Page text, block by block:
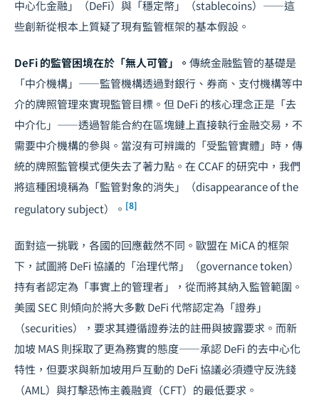
中心化金融」（DeFi）與「穩定幣」（stablecoins）——這
些創新從根本上質疑了現有監管框架的基本假設。
DeFi 的監管困境在於「無人可管」。 傳統金融監管的基礎是
「中介機構」——監管機構透過對銀行、券商、支付機構等中
介的牌照管理來實現監管目標。但 DeFi 的核心理念正是「去
中介化」——透過智能合約在區塊鏈上直接執行金融交易，不
需要中介機構的參與。當沒有可辨識的「受監管實體」時，傳
統的牌照監管模式便失去了著力點。在 CCAF 的研究中，我們
將這種困境稱為「監管對象的消失」（disappearance of the
regulatory subject）。 [8]
面對這一挑戰，各國的回應截然不同。歐盟在 MiCA 的框架
下，試圖將 DeFi 協議的「治理代幣」（governance token）
持有者認定為「事實上的管理者」，從而將其納入監管範圍。
美國 SEC 則傾向於將大多數 DeFi 代幣認定為「證券」
（securities），要求其遵循證券法的註冊與披露要求。而新
加坡 MAS 則採取了更為務實的態度——承認 DeFi 的去中心化
特性，但要求與新加坡用戶互動的 DeFi 協議必須遵守反洗錢
（AML）與打擊恐怖主義融資（CFT）的最低要求。